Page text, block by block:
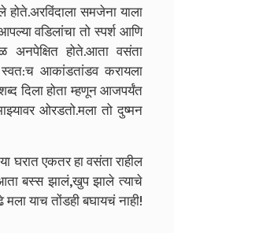
समजेना याला
वडिलांचा तो स्पर्श आणि
अनपेक्षित होते.आता वसंता
स्वत:च आकांडतांडव करायला
दिला होता म्हणून आजपर्यंत
ओरडतो.मला तो दुष्मन
घरात एकतर हा वसंता राहील
बस्स झालं,खुप झाले त्याचे
याच तोंडही बघायचं नाही!